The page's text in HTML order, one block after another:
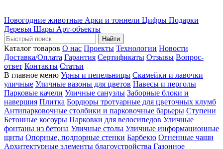
Новогодние животные Арки и тоннели Цифры Подарки
Деревья Шары Арт-объекты
Найти
Каталог товаров О нас Проекты Технологии Новости
Доставка/Оплата Гарантия Сертификаты Отзывы Вопрос-
ответ Контакты Статьи
В главное меню Урны и пепельницы Скамейки и лавочки
уличные Уличные вазоны для цветов Навесы и перголы
Парковые качели Уличные санузлы Заборные блоки и
навершия Плитка Бордюры тротуарные для цветочных клумб
Антипарковочные столбики и парковочные барьеры Ступени
Бетонные косоуры Парковки для велосипедов Уличные
фонтаны из бетона Уличные столы Уличные информационные
щиты Опорные, подпорные стенки Барбекю Огненные чаши
Архитектурные элементы благоустройства Газонное